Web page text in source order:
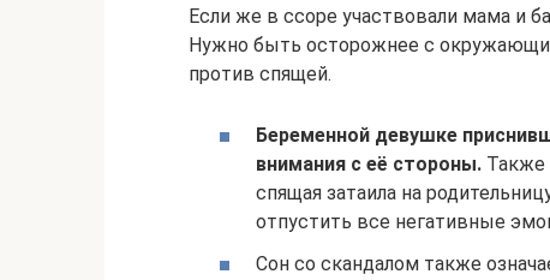
Если же в ссоре участвовали мама и
Нужно быть осторожнее с
против спящей.
Беременной девушке
внимания с её стороны. Также
спящая затаила на
отпустить все негативные
Сон со скандалом также